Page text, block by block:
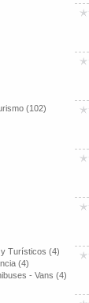
(102)
Turísticos (4)
(4)
- Vans (4)